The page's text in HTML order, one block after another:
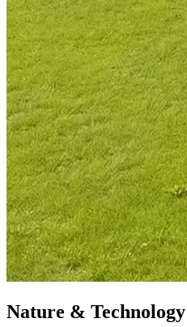
Nature & Technology